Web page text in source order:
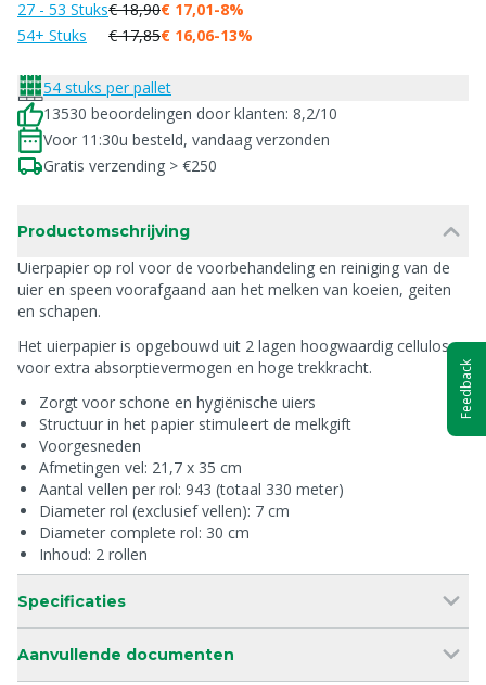
27 - 53 Stuks
54+ Stuks
€ 18,90
€ 17,85
€ 17,01
€ 16,06
-8%
-13%
54 stuks per pallet
13530 beoordelingen door klanten: 8,2/10
Voor 11:30u besteld, vandaag verzonden
Gratis verzending > €250
Productomschrijving
Uierpapier op rol voor de voorbehandeling en reiniging van de
uier en speen voorafgaand aan het melken van koeien, geiten
en schapen.
Het uierpapier is opgebouwd uit 2 lagen hoogwaardig cellulose
voor extra absorptievermogen en hoge trekkracht.
Zorgt voor schone en hygiënische uiers
Structuur in het papier stimuleert de melkgift
Voorgesneden
Afmetingen vel: 21,7 x 35 cm
Aantal vellen per rol: 943 (totaal 330 meter)
Diameter rol (exclusief vellen): 7 cm
Diameter complete rol: 30 cm
Inhoud: 2 rollen
Specificaties
Aanvullende documenten
Feedback